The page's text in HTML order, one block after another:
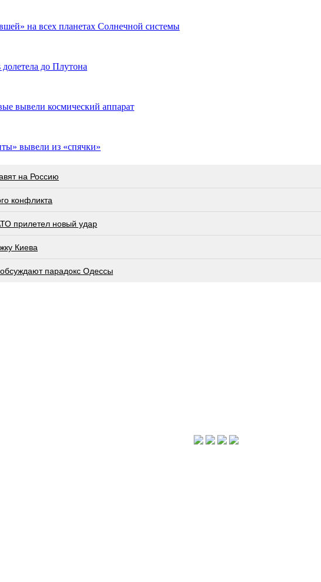
на всех планетах Солнечной системы
до Плутона
вывели космический аппарат
вывели из «спячки»
на Россию
конфликта
прилетел новый удар
Киева
парадокс Одессы